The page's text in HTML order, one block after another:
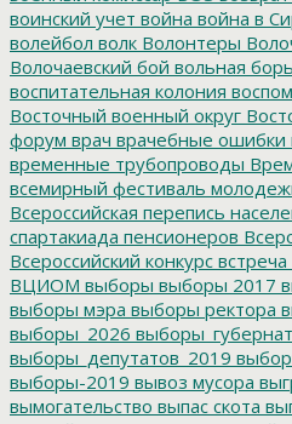
воинский учет война война в
волейбол волк Волонтеры
Волочаевский бой вольная
воспитательная колония
Восточный военный округ
форум врач врачебные ошибки
временные трубопроводы
всемирный фестиваль
Всероссийская перепись
спартакиада пенсионеров
Всероссийский конкурс
ВЦИОМ выборы выборы 2017
выборы мэра выборы ректора
выборы_2026
выборы_депутатов_2019
выборы-2019 вывоз мусора
вымогательство выпас скота